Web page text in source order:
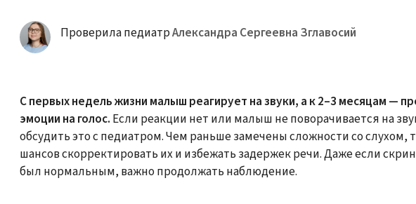
Проверила педиатрАлександра Сергеевна Зглавосий
С первых недель жизни малыш реагирует на звуки, а к 2–3 месяцам —
эмоции на голос. Если реакции нет или малыш не поворачивается на
обсудить это с педиатром. Чем раньше замечены сложности со слухом,
шансов скорректировать их и избежать задержек речи. Даже если
был нормальным, важно продолжать наблюдение.